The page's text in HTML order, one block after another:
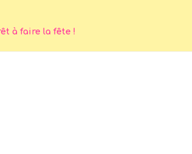
à faire la fête !